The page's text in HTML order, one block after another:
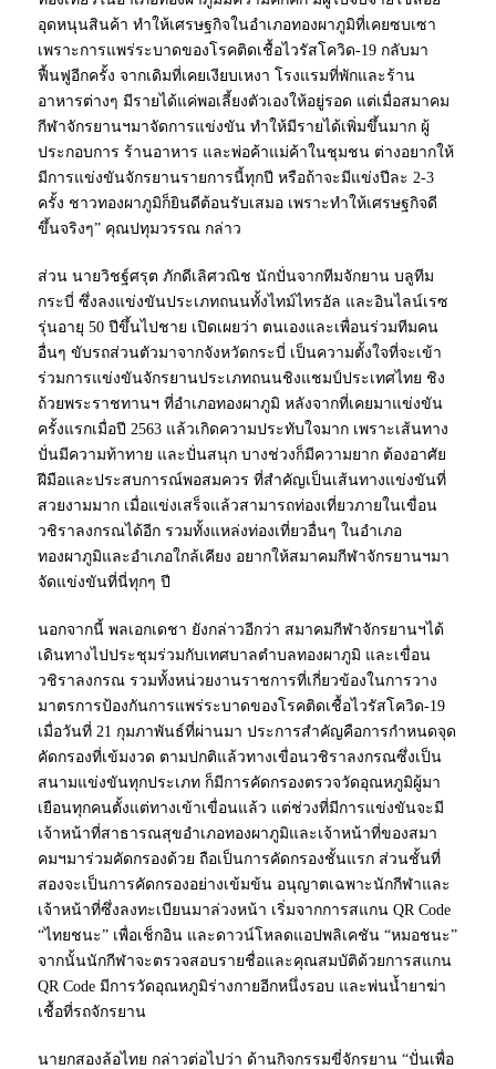
อุดหนุนสินค้า ทำให้เศรษฐกิจในอำเภอทองผาภูมิที่เคยซบเซา
เพราะการแพร่ระบาดของโรคติดเชื้อไวรัสโควิด-19 กลับมา
ฟื้นฟูอีกครั้ง จากเดิมที่เคยเงียบเหงา โรงแรมที่พักและร้าน
อาหารต่างๆ มีรายได้แค่พอเลี้ยงตัวเองให้อยู่รอด แต่เมื่อสมาคม
กีฬาจักรยานฯมาจัดการแข่งขัน ทำให้มีรายได้เพิ่มขึ้นมาก ผู้
ประกอบการ ร้านอาหาร และพ่อค้าแม่ค้าในชุมชน ต่างอยากให้
มีการแข่งขันจักรยานรายการนี้ทุกปี หรือถ้าจะมีแข่งปีละ 2-3
ครั้ง ชาวทองผาภูมิก็ยินดีต้อนรับเสมอ เพราะทำให้เศรษฐกิจดี
ขึ้นจริงๆ” คุณปทุมวรรณ กล่าว
ส่วน นายวิชฐ์ศรุต ภักดีเลิศวณิช นักปั่นจากทีมจักยาน บลูทีม
กระบี่ ซึ่งลงแข่งขันประเภทถนนทั้งไทม์ไทรอัล และอินไลน์เรซ
รุ่นอายุ 50 ปีขึ้นไปชาย เปิดเผยว่า ตนเองและเพื่อนร่วมทีมคน
อื่นๆ ขับรถส่วนตัวมาจากจังหวัดกระบี่ เป็นความตั้งใจที่จะเข้า
ร่วมการแข่งขันจักรยานประเภทถนนชิงแชมป์ประเทศไทย ชิง
ถ้วยพระราชทานฯ ที่อำเภอทองผาภูมิ หลังจากที่เคยมาแข่งขัน
ครั้งแรกเมื่อปี 2563 แล้วเกิดความประทับใจมาก เพราะเส้นทาง
ปั่นมีความท้าทาย และปั่นสนุก บางช่วงก็มีความยาก ต้องอาศัย
ฝีมือและประสบการณ์พอสมควร ที่สำคัญเป็นเส้นทางแข่งขันที่
สวยงามมาก เมื่อแข่งเสร็จแล้วสามารถท่องเที่ยวภายในเขื่อน
วชิราลงกรณได้อีก รวมทั้งแหล่งท่องเที่ยวอื่นๆ ในอำเภอ
ทองผาภูมิและอำเภอใกล้เคียง อยากให้สมาคมกีฬาจักรยานฯมา
จัดแข่งขันที่นี่ทุกๆ ปี
นอกจากนี้ พลเอกเดชา ยังกล่าวอีกว่า สมาคมกีฬาจักรยานฯได้
เดินทางไปประชุมร่วมกับเทศบาลตำบลทองผาภูมิ และเขื่อน
วชิราลงกรณ รวมทั้งหน่วยงานราชการที่เกี่ยวข้องในการวาง
มาตรการป้องกันการแพร่ระบาดของโรคติดเชื้อไวรัสโควิด-19
เมื่อวันที่ 21 กุมภาพันธ์ที่ผ่านมา ประการสำคัญคือการกำหนดจุด
คัดกรองที่เข้มงวด ตามปกติแล้วทางเขื่อนวชิราลงกรณซึ่งเป็น
สนามแข่งขันทุกประเภท ก็มีการคัดกรองตรวจวัดอุณหภูมิผู้มา
เยือนทุกคนตั้งแต่ทางเข้าเขื่อนแล้ว แต่ช่วงที่มีการแข่งขันจะมี
เจ้าหน้าที่สาธารณสุขอำเภอทองผาภูมิและเจ้าหน้าที่ของสมา
คมฯมาร่วมคัดกรองด้วย ถือเป็นการคัดกรองชั้นแรก ส่วนชั้นที่
สองจะเป็นการคัดกรองอย่างเข้มข้น อนุญาตเฉพาะนักกีฬาและ
เจ้าหน้าที่ซึ่งลงทะเบียนมาล่วงหน้า เริ่มจากการสแกน QR Code
“ไทยชนะ” เพื่อเช็กอิน และดาวน์โหลดแอปพลิเคชัน “หมอชนะ”
จากนั้นนักกีฬาจะตรวจสอบรายชื่อและคุณสมบัติด้วยการสแกน
QR Code มีการวัดอุณหภูมิร่างกายอีกหนึ่งรอบ และพ่นน้ำยาฆ่า
เชื้อที่รถจักรยาน
นายกสองล้อไทย กล่าวต่อไปว่า ด้านกิจกรรมขี่จักรยาน “ปั่นเพื่อ